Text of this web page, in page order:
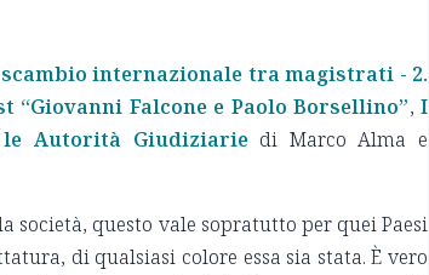
internazionale tra magistrati - 2.
Falcone e Paolo Borsellino”,I
Autorità Giudiziariedi Marco Alma e
società, questo vale sopratutto per quei Paesi
di qualsiasi colore essa sia stata. È vero